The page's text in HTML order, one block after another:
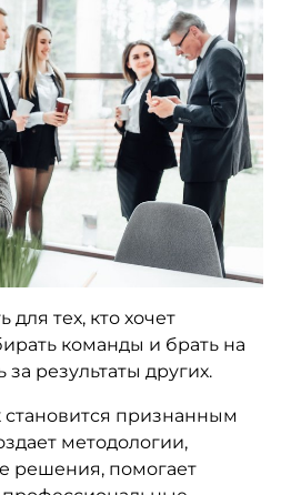
для тех, кто хочет
команды и брать на
за результаты других.
признанным
методологии,
решения, помогает